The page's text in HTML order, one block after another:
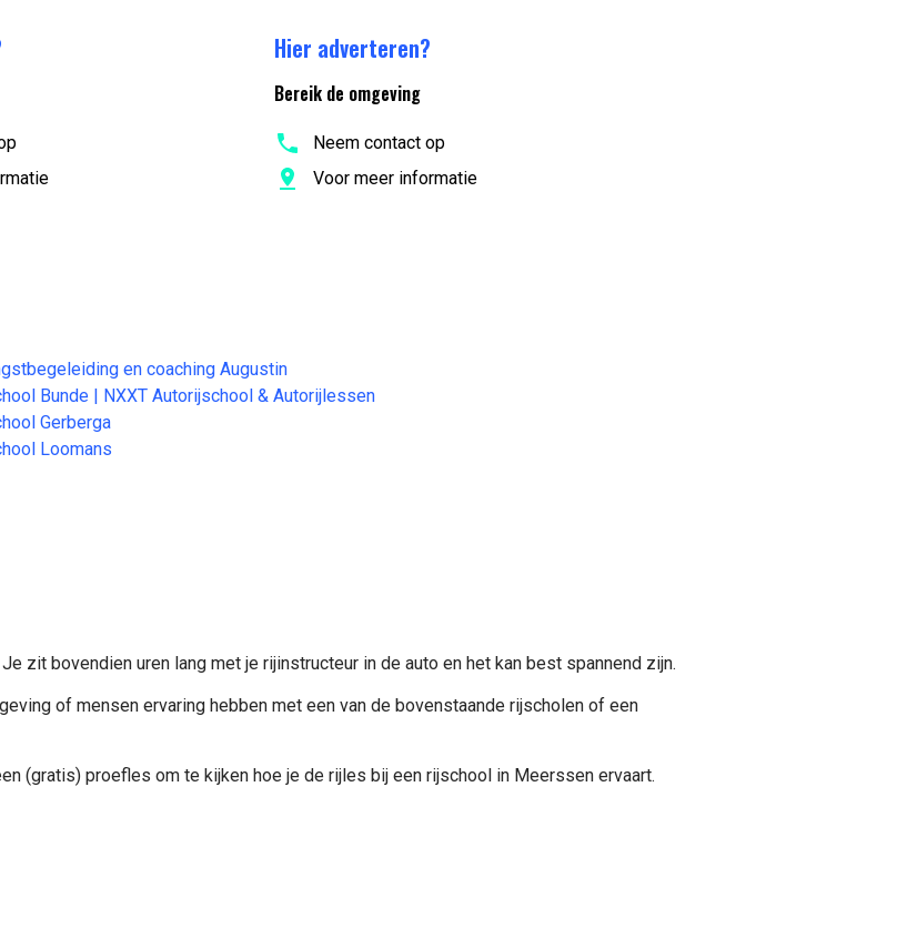
Hier adverteren?
Bereik de omgeving
Neem contact op
Voor meer informatie
en coaching Augustin
Bunde | NXXT Autorijschool & Autorijlessen
Gerberga
Loomans
zit bovendien uren lang met je rijinstructeur in de auto en het kan best spannend zijn.
of mensen ervaring hebben met een van de bovenstaande rijscholen of een
(gratis) proefles om te kijken hoe je de rijles bij een rijschool in Meerssen ervaart.